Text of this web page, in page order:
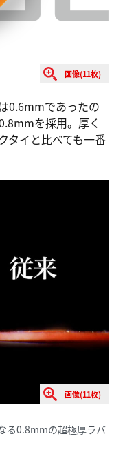
画像(11枚)
0.6mmであったの
を採用。厚く
タイと比べても一番
画像(11枚)
る0.8mmの超極厚ラバ